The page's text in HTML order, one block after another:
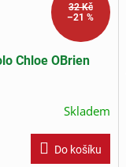
32 Kč
–21 %
Chloe OBrien
Skladem
Do košíku